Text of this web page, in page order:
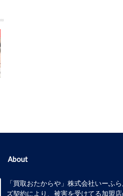
About
「買取おたからや」株式会社いーふ
ズ契約により、被害を受けてる加盟